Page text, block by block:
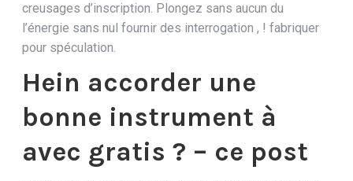
creusages d’inscription. Plongez sans aucun du
l’énergie sans nul fournir des interrogation , ! fabriquer
pour spéculation.
Hein accorder une
bonne instrument à
avec gratis ? – ce post